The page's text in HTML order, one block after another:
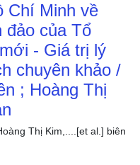
Chí Minh về
đảo của Tổ
- Giá trị lý
chuyên khảo /
; Hoàng Thị
Thị Kim,....[et al.] biên